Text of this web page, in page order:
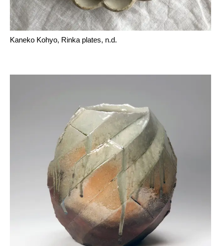
Kaneko Kohyo, Rinka plates, n.d.